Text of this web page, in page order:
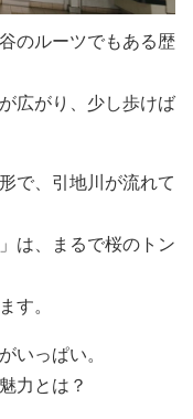
のルーツでもある歴
広がり、少し歩けば
で、引地川が流れて
は、まるで桜のトン
す。
いっぱい。
力とは？